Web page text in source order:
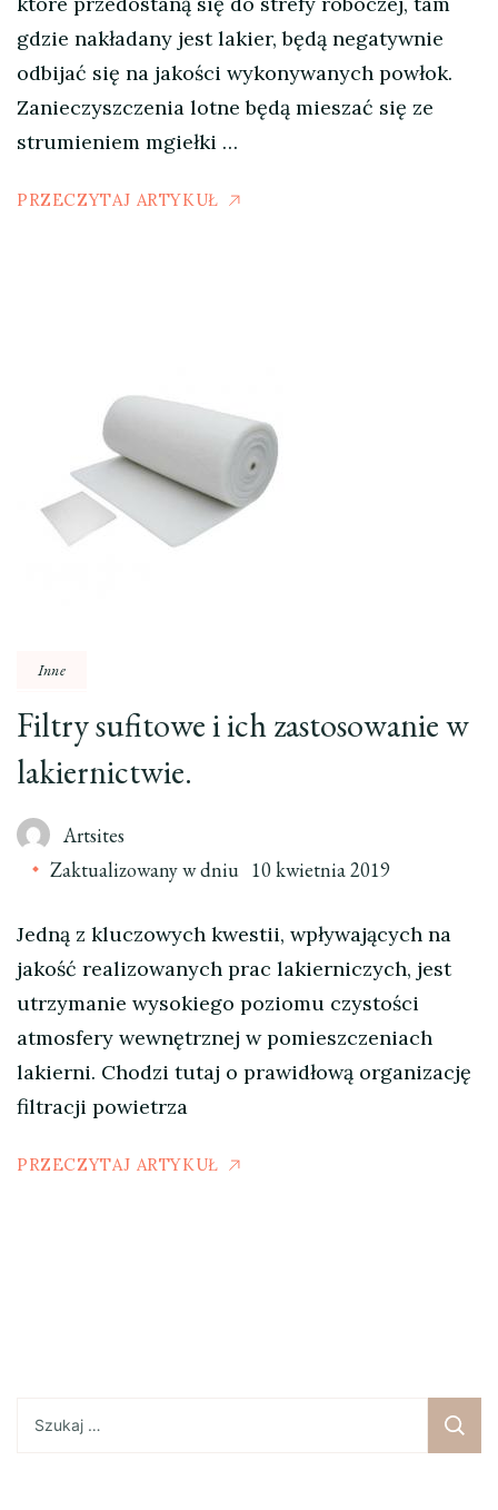
gdzie nakładany jest lakier, będą negatywnie
odbijać się na jakości wykonywanych powłok.
Zanieczyszczenia lotne będą mieszać się ze
strumieniem mgiełki …
PRZECZYTAJ ARTYKUŁ
Inne
Filtry sufitowe i ich zastosowanie w
lakiernictwie.
Artsites
Zaktualizowany w dniu 10 kwietnia 2019
Jedną z kluczowych kwestii, wpływających na
jakość realizowanych prac lakierniczych, jest
utrzymanie wysokiego poziomu czystości
atmosfery wewnętrznej w pomieszczeniach
lakierni. Chodzi tutaj o prawidłową organizację
filtracji powietrza
PRZECZYTAJ ARTYKUŁ